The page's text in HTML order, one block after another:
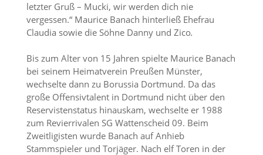
letzter Gruß – Mucki, wir werden dich nie
vergessen.“ Maurice Banach hinterließ Ehefrau
Claudia sowie die Söhne Danny und Zico.
Bis zum Alter von 15 Jahren spielte Maurice Banach
bei seinem Heimatverein Preußen Münster,
wechselte dann zu Borussia Dortmund. Da das
große Offensivtalent in Dortmund nicht über den
Reservistenstatus hinauskam, wechselte er 1988
zum Revierrivalen SG Wattenscheid 09. Beim
Zweitligisten wurde Banach auf Anhieb
Stammspieler und Torjäger. Nach elf Toren in der